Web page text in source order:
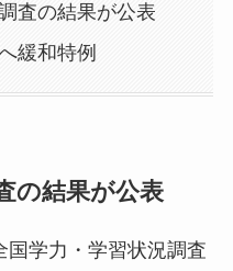
査の結果が公表
緩和特例
の結果が公表
学力・学習状況調査